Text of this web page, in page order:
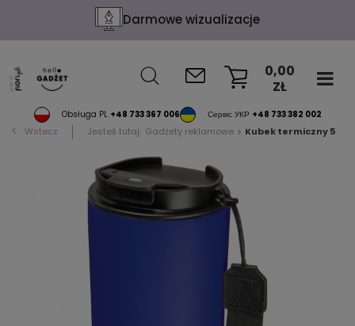
Darmowe wizualizacje
Obsługa PL +48 733 367 006 Сервіс УКР +48 733 382 002
0,00
ZŁ
Wstecz Jesteś tutaj: Gadżety reklamowe Kubek termiczny 550